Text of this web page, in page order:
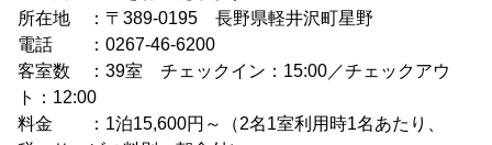
所在地 ：〒389-0195 長野県軽井沢町星野
電話 ：0267-46-6200
客室数 ：39室 チェックイン：15:00／チェックアウ
ト：12:00
料金 ：1泊15,600円～（2名1室利用時1名あたり、